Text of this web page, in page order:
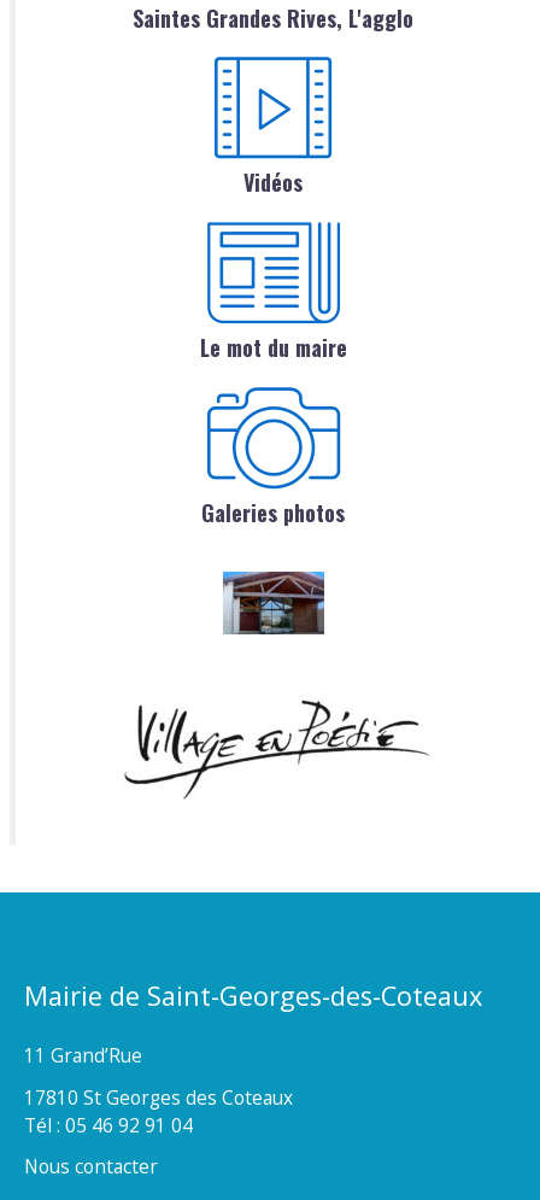
Saintes Grandes Rives, L'agglo
Vidéos
Le mot du maire
Galeries photos
Mairie de Saint-Georges-des-Coteaux
11 Grand’Rue
17810 St Georges des Coteaux
Tél : 05 46 92 91 04
Nous contacter